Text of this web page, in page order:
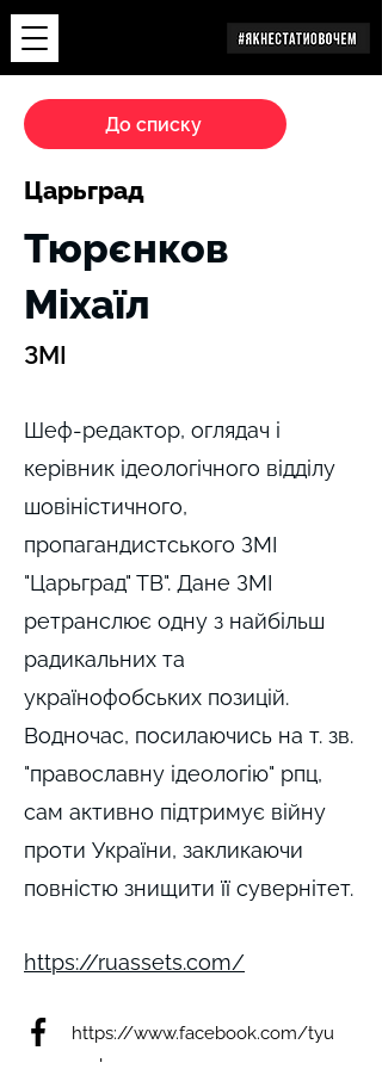
До списку
Царьград
ЗМІ
Тюрєнков
Міхаїл
Шеф-редактор, оглядач і
керівник ідеологічного відділу
шовіністичного,
пропагандистського ЗМІ
"Царьград" ТВ". Дане ЗМІ
ретранслює одну з найбільш
радикальних та
українофобських позицій.
Водночас, посилаючись на т. зв.
"православну ідеологію" рпц,
сам активно підтримує війну
проти України, закликаючи
повністю знищити її сувернітет.
https://ruassets.com/
https://www.facebook.com/tyu